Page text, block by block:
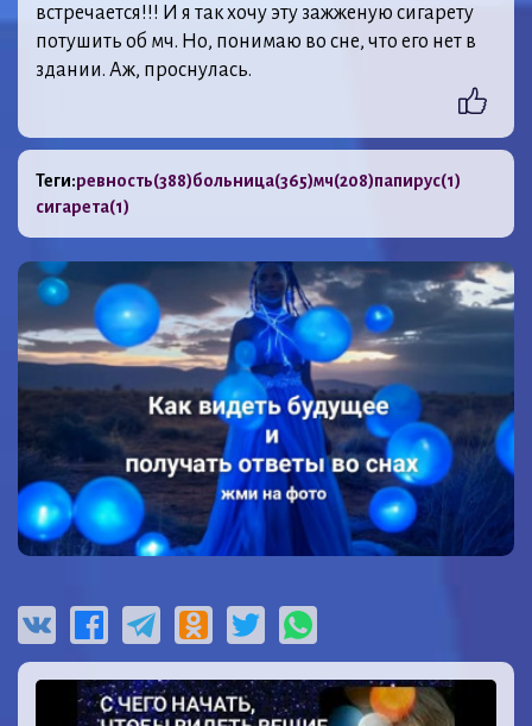
встречается!!! И я так хочу эту зажженую сигарету
потушить об мч. Но, понимаю во сне, что его нет в
здании. Аж, проснулась.
Теги:ревность(388)больница(365)мч(208)папирус(1)
сигарета(1)